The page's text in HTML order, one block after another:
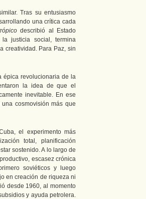
Tras su entusiasmo
una crítica cada
describió al Estado
justicia social, termina
creatividad. Para Paz, sin
épica revolucionaria de la
la idea de que el
inevitable. En ese
cosmovisión más que
el experimento más
total, planificación
sostenido. A lo largo de
escasez crónica
soviéticos y luego
en creación de riqueza ni
desde 1960, al momento
y ayuda petrolera.